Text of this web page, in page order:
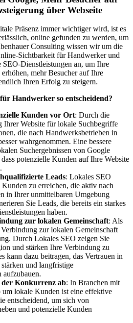
über Webseite
Präsenz immer wichtiger wird, ist es
online gefunden zu werden, um
Consulting wissen wir um die
Sichtbarkeit für Handwerker und
SEO-Dienstleistungen an, um Ihre
mehr Besucher auf Ihre
Ihren Erfolg zu steigern.
Handwerker so entscheidend?
Kunden vor Ort: Durch die
Ihrer Website für lokale Suchbegriffe
die nach Handwerksbetrieben in
wahrgenommen. Eine bessere
Suchergebnissen von Google
potenzielle Kunden auf Ihre Website
Leads: Lokales SEO
zu erreichen, die aktiv nach
in Ihrer unmittelbaren Umgebung
Sie Leads, die bereits ein starkes
haben.
zur lokalen Gemeinschaft: Als
zur lokalen Gemeinschaft
Durch Lokales SEO zeigen Sie
und stärken Ihre Verbindung zu
kann dazu beitragen, das Vertrauen in
und langfristige
aufzubauen.
der Konkurrenz ab: In Branchen mit
um lokale Kunden ist eine effektive
entscheidend, um sich von
und potenzielle Kunden